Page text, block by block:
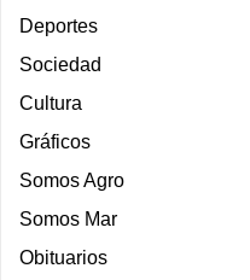
Deportes
Sociedad
Cultura
Gráficos
Somos Agro
Somos Mar
Obituarios